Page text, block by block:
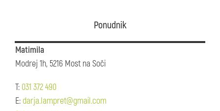
Ponudnik
Matimila
Modrej 1h, 5216 Most na Soči
T: 031 372 490
E: darja.lampret@gmail.com